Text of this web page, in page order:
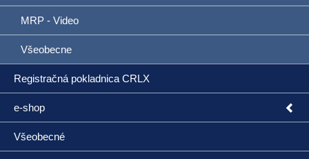
MRP - Video
Všeobecne
Registračná pokladnica CRLX
e-shop
Všeobecné